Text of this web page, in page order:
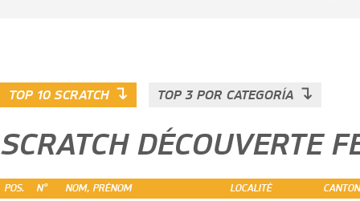
TOP 10 SCRATCH ↴ TOP 3 POR CATEGORÍA ↴
SCRATCH DÉCOUVERTE
POS. N° NOM, PRÉNOM LOCALITÉ CANTON